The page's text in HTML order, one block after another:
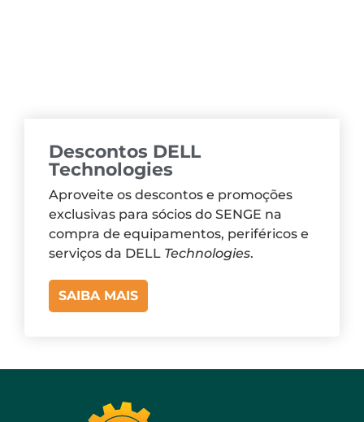
Descontos DELL
Technologies
Aproveite os descontos e promoções
exclusivas para sócios do SENGE na
compra de equipamentos, periféricos e
serviços da DELL Technologies.
SAIBA MAIS